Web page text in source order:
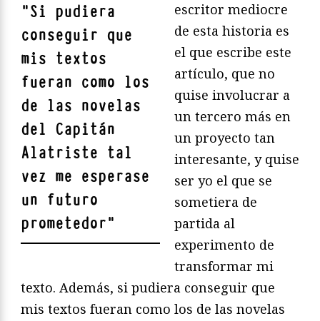
"Si pudiera
conseguir que
mis textos
fueran como los
de las novelas
del Capitán
Alatriste tal
vez me esperase
un futuro
prometedor"
escritor mediocre
de esta historia es
el que escribe este
artículo, que no
quise involucrar a
un tercero más en
un proyecto tan
interesante, y quise
ser yo el que se
sometiera de
partida al
experimento de
transformar mi
texto. Además, si pudiera conseguir que
mis textos fueran como los de las novelas